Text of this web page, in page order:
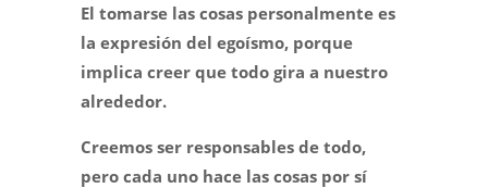
El tomarse las cosas personalmente es
la expresión del egoísmo, porque
implica creer que todo gira a nuestro
alrededor.
Creemos ser responsables de todo,
pero cada uno hace las cosas por sí